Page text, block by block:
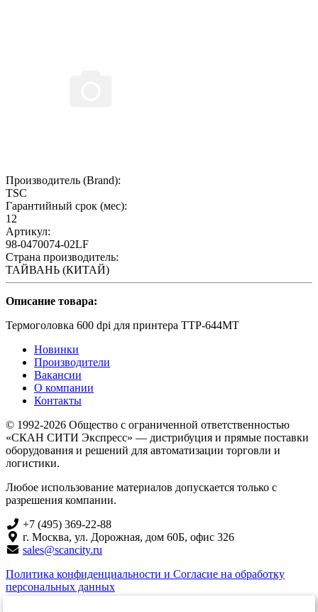
Производитель (Brand):
TSC
Гарантийный срок (мес):
12
Артикул:
98-0470074-02LF
Страна производитель:
ТАЙВАНЬ (КИТАЙ)
Описание товара:
Термоголовка 600 dpi для принтера TTP-644MT
Новинки
Производители
Вакансии
О компании
Контакты
© 1992-2026 Общество с ограниченной ответственностью
«СКАН СИТИ Экспресс» — дистрибуция и прямые поставки
оборудования и решений для автоматизации торговли и
логистики.
Любое использование материалов допускается только с
разрешения компании.
+7 (495) 369-22-88
г. Москва, ул. Дорожная, дом 60Б, офис 326
sales@scancity.ru
Политика конфиденциальности и Согласие на обработку
персональных данных